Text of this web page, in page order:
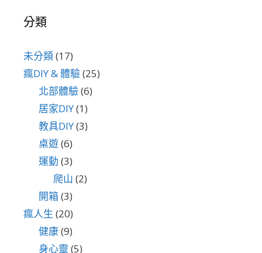
分類
未分類(17)
瘋DIY & 體驗(25)
北部體驗(6)
居家DIY(1)
教具DIY(3)
桌遊(6)
運動 (3)
爬山 (2)
開箱(3)
瘋人生 (20)
健康(9)
身心靈 (5)